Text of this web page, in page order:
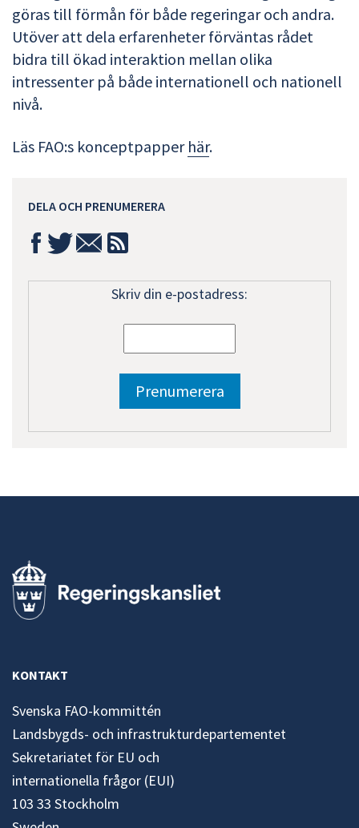
göras till förmån för både regeringar och andra.
Utöver att dela erfarenheter förväntas rådet
bidra till ökad interaktion mellan olika
intressenter på både internationell och nationell
nivå.
Läs FAO:s konceptpapper här.
DELA OCH PRENUMERERA
Skriv din e-postadress:
KONTAKT
Svenska FAO-kommittén
Landsbygds- och infrastrukturdepartementet
Sekretariatet för EU och
internationella frågor (EUI)
103 33 Stockholm